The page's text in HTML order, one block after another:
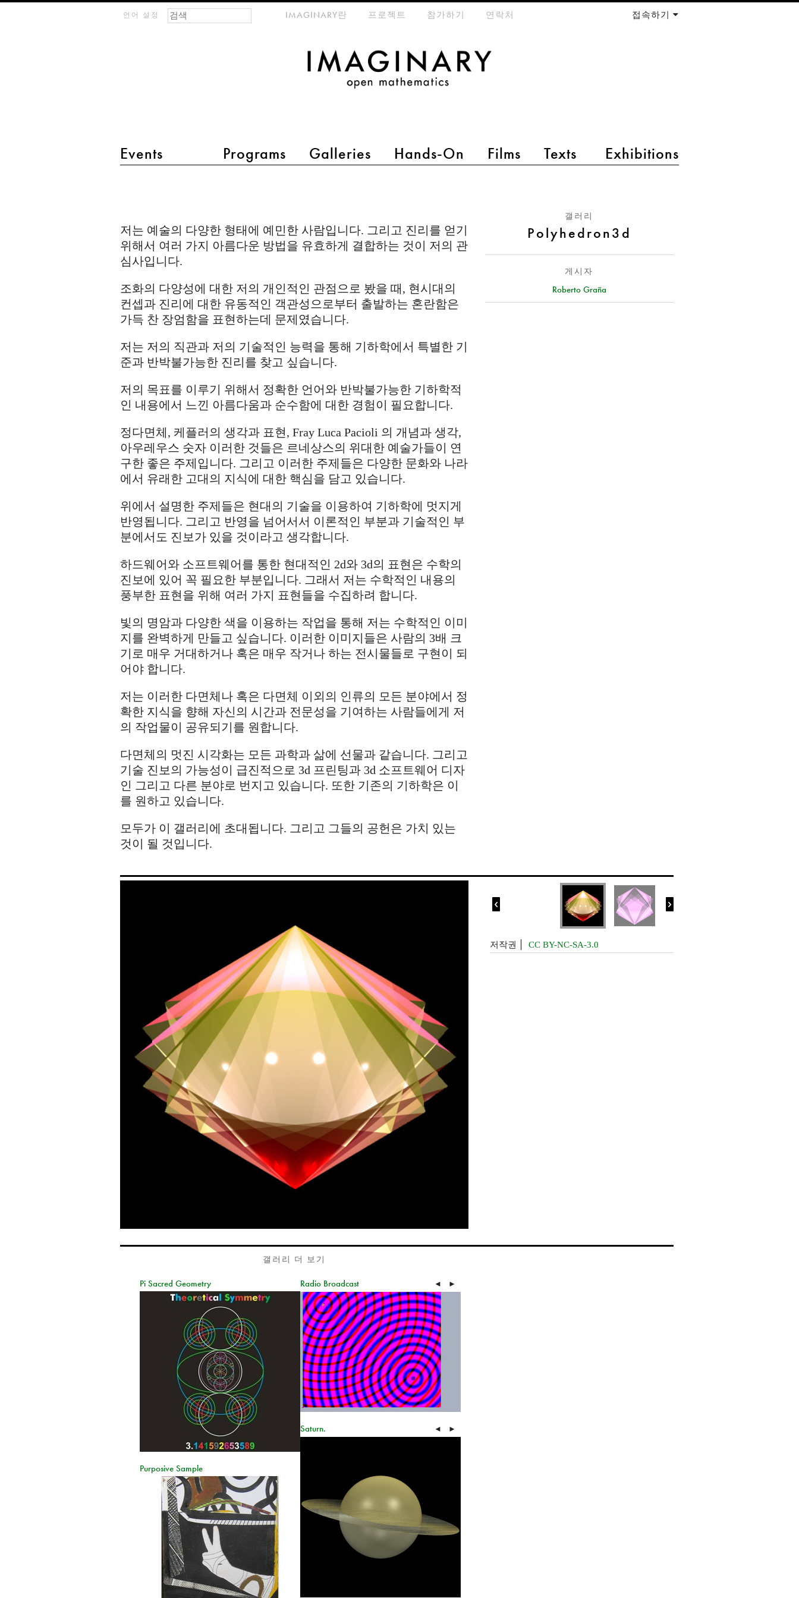
언어 설정
main menu 2
Events Programs Galleries Hands-On Films Texts Exhibitions
meta-menuIMAGINARY란 프로젝트 참가하기 연락처 접속하기
검색 폼
찾기
갤러리
Polyhedron3d
게시자
Roberto Graña
저는 예술의 다양한 형태에 예민한 사람입니다. 그리고 진리를 얻기
위해서 여러 가지 아름다운 방법을 유효하게 결합하는 것이 저의 관
심사입니다.
조화의 다양성에 대한 저의 개인적인 관점으로 봤을 때, 현시대의
컨셉과 진리에 대한 유동적인 객관성으로부터 출발하는 혼란함은
가득 찬 장엄함을 표현하는데 문제였습니다.
저는 저의 직관과 저의 기술적인 능력을 통해 기하학에서 특별한 기
준과 반박불가능한 진리를 찾고 싶습니다.
저의 목표를 이루기 위해서 정확한 언어와 반박불가능한 기하학적
인 내용에서 느낀 아름다움과 순수함에 대한 경험이 필요합니다.
정다면체, 케플러의 생각과 표현, Fray Luca Pacioli 의 개념과 생각,
아우레우스 숫자 이러한 것들은 르네상스의 위대한 예술가들이 연
구한 좋은 주제입니다. 그리고 이러한 주제들은 다양한 문화와 나라
에서 유래한 고대의 지식에 대한 핵심을 담고 있습니다.
위에서 설명한 주제들은 현대의 기술을 이용하여 기하학에 멋지게
반영됩니다. 그리고 반영을 넘어서서 이론적인 부분과 기술적인 부
분에서도 진보가 있을 것이라고 생각합니다.
하드웨어와 소프트웨어를 통한 현대적인 2d와 3d의 표현은 수학의
진보에 있어 꼭 필요한 부분입니다. 그래서 저는 수학적인 내용의
풍부한 표현을 위해 여러 가지 표현들을 수집하려 합니다.
빛의 명암과 다양한 색을 이용하는 작업을 통해 저는 수학적인 이미
지를 완벽하게 만들고 싶습니다. 이러한 이미지들은 사람의 3배 크
기로 매우 거대하거나 혹은 매우 작거나 하는 전시물들로 구현이 되
어야 합니다.
저는 이러한 다면체나 혹은 다면체 이외의 인류의 모든 분야에서 정
확한 지식을 향해 자신의 시간과 전문성을 기여하는 사람들에게 저
의 작업물이 공유되기를 원합니다.
다면체의 멋진 시각화는 모든 과학과 삶에 선물과 같습니다. 그리고
기술 진보의 가능성이 급진적으로 3d 프린팅과 3d 소프트웨어 디자
인 그리고 다른 분야로 번지고 있습니다. 또한 기존의 기하학은 이
를 원하고 있습니다.
모두가 이 갤러리에 초대됩니다. 그리고 그들의 공헌은 가치 있는
것이 될 것입니다.
 
저작권 CC BY-NC-SA-3.0
갤러리 더 보기
Pi Sacred Geometry Radio Broadcast ◄ ►
Saturn. ◄ ►
Purposive Sample